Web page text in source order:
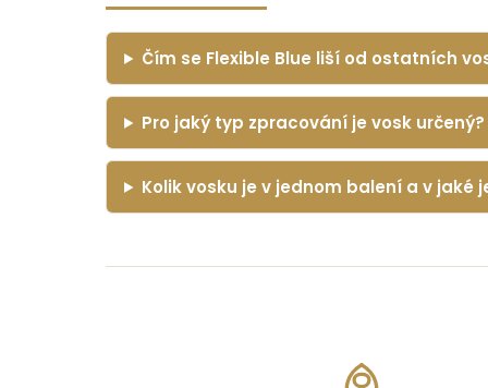
Čím se Flexible Blue liší od ostatních
Pro jaký typ zpracování je vosk určený?
Kolik vosku je v jednom balení a v jaké